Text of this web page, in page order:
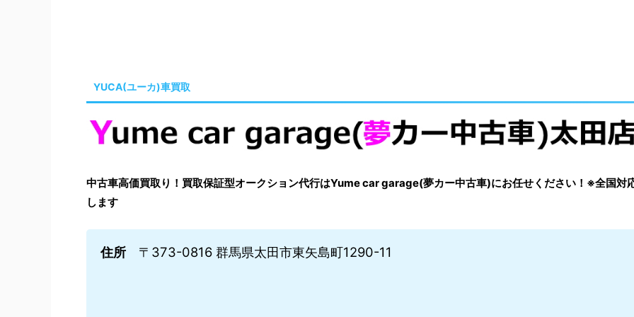
YUCA(ユーカ)車買取
中古車高価買取り！買取保証型オークション代行はYume car garage(夢カー中古車)にお任せください！※全国対
します
住所 〒373-0816 群馬県太田市東矢島町1290-11